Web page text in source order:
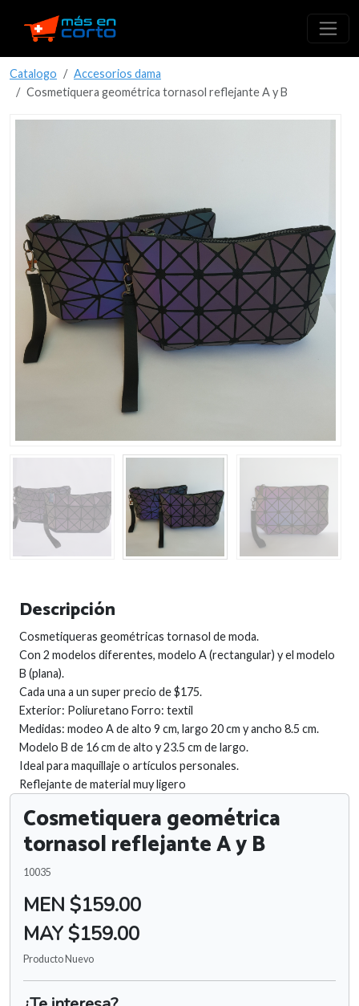
Catalogo
Accesorios dama
Cosmetiquera geométrica tornasol reflejante A y B
Descripción
Cosmetiqueras geométricas tornasol de moda.
Con 2 modelos diferentes, modelo A (rectangular) y el modelo
B (plana).
Cada una a un super precio de $175.
Exterior: Poliuretano Forro: textil
Medidas: modeo A de alto 9 cm, largo 20 cm y ancho 8.5 cm.
Modelo B de 16 cm de alto y 23.5 cm de largo.
Ideal para maquillaje o artículos personales.
Reflejante de material muy ligero
Cosmetiquera geométrica
tornasol reflejante A y B
10035
MEN $159.00
MAY $159.00
Producto Nuevo